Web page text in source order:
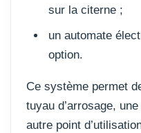
sur la citerne ;
un automate
option.
Ce système permet
tuyau d’arrosage,
autre point